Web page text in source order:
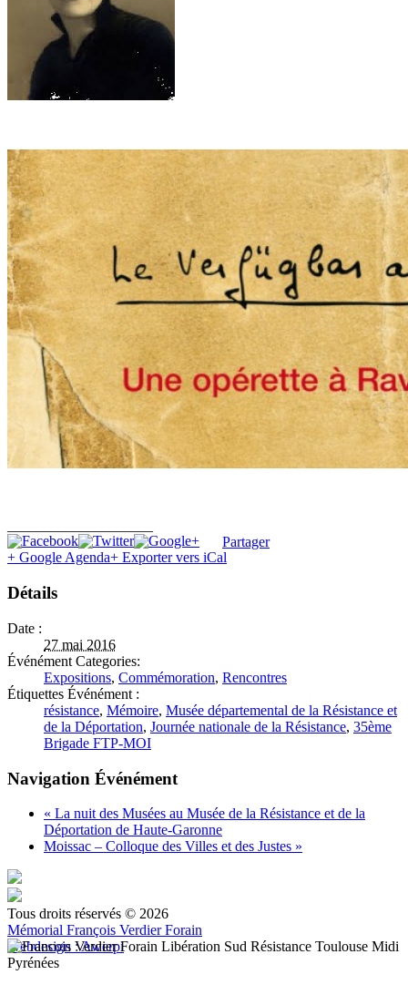
Partager
+ Google Agenda+ Exporter vers iCal
Détails
Date :
27 mai 2016
Événément Categories:
Expositions, Commémoration, Rencontres
Étiquettes Événément :
résistance, Mémoire, Musée départemental de la Résistance et
de la Déportation, Journée nationale de la Résistance, 35ème
Brigade FTP-MOI
Navigation Événément
« La nuit des Musées au Musée de la Résistance et de la
Déportation de Haute-Garonne
Moissac – Colloque des Villes et des Justes »
Tous droits réservés © 2026
Mémorial François Verdier Forain
Webdesign : Awerpi